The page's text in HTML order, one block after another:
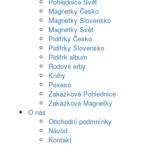
Magnetky Česko
Magnetky Slovensko
Magnetky Svět
Pidifrky Česko
Pidifrky Slovensko
Pidifrk album
Rodové erby
Knihy
Pexeso
Zakázkové Pohlednice
Zakázkové Magnetky
O nás
Obchodní podmnínky
Návod
Kontakt